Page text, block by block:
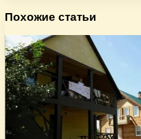
Похожие статьи